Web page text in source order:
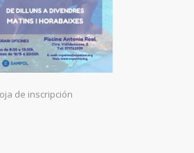
de inscripción